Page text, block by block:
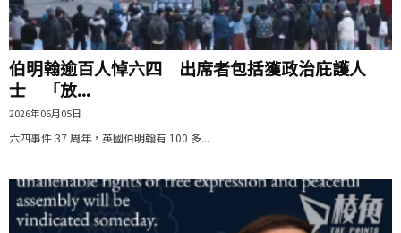
伯明翰逾百人悼六四 出席者包括獲政治庇護人
士 「放...
2026年06月05日
六四事件 37 周年，英國伯明翰有 100 多...